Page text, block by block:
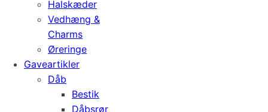
Halskæder
Vedhæng &
Charms
Øreringe
Gaveartikler
Dåb
Bestik
Dåbsrør